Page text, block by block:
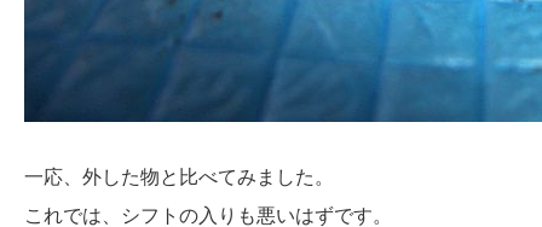
一応、外した物と比べてみました。
これでは、シフトの入りも悪いはずです。